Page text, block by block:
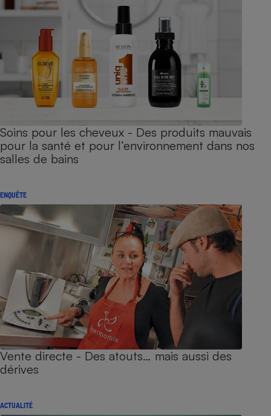
Soins pour les cheveux - Des produits mauvais
pour la santé et pour l’environnement dans nos
salles de bains
ENQUÊTE
Vente directe - Des atouts… mais aussi des
dérives
ACTUALITÉ